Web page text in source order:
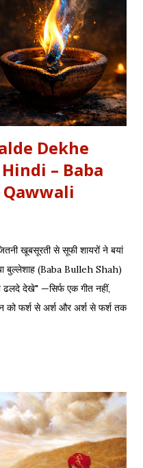
Literature) महत्व: ...
Dekhe
– Baba
खूबसूरती से सूफी शायरों ने बयां
बुल्लेशाह (Baba Bulleh Shah)
देखे" —सिर्फ एक गीत नहीं,
को फर्श से अर्श और अर्श से फर्श तक
फतेह अली खान साहब ने तुम्हें
का फर्क समझाया, उसी तरह यह
है। इस लेख में हम इस कालजयी
शब्दार्थ को विस्तार से समझेंगे।